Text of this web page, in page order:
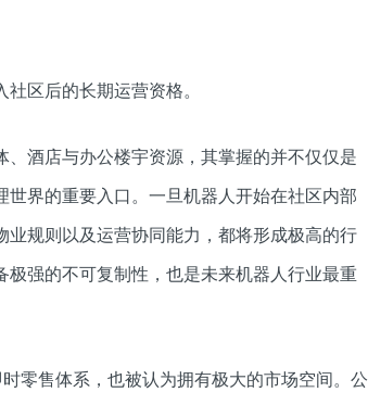
区后的长期运营资格。
酒店与办公楼宇资源，其掌握的并不仅仅是
界的重要入口。一旦机器人开始在社区内部
规则以及运营协同能力，都将形成极高的行
强的不可复制性，也是未来机器人行业最重
零售体系，也被认为拥有极大的市场空间。公